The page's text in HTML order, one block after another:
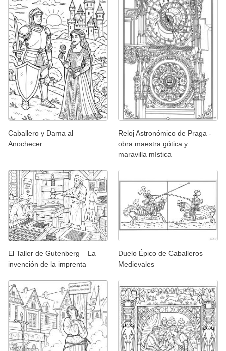
Caballero y Dama al
Anochecer
Reloj Astronómico de Praga -
obra maestra gótica y
maravilla mística
El Taller de Gutenberg – La
invención de la imprenta
Duelo Épico de Caballeros
Medievales